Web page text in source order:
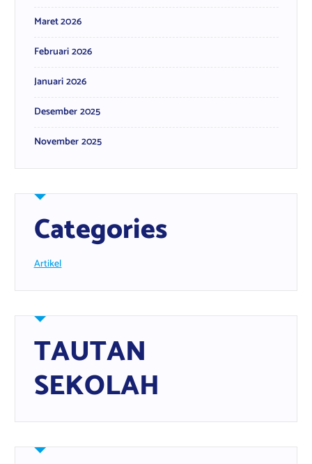
Maret 2026
Februari 2026
Januari 2026
Desember 2025
November 2025
Categories
Artikel
TAUTAN
SEKOLAH